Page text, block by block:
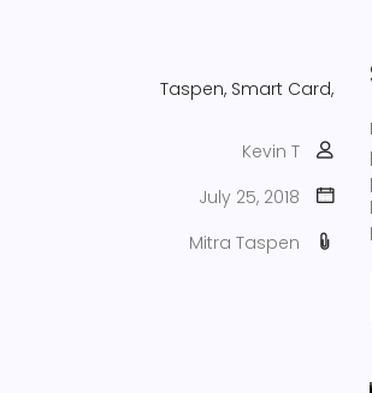
Taspen, Smart Card,
Kevin T
July 25, 2018
Mitra Taspen